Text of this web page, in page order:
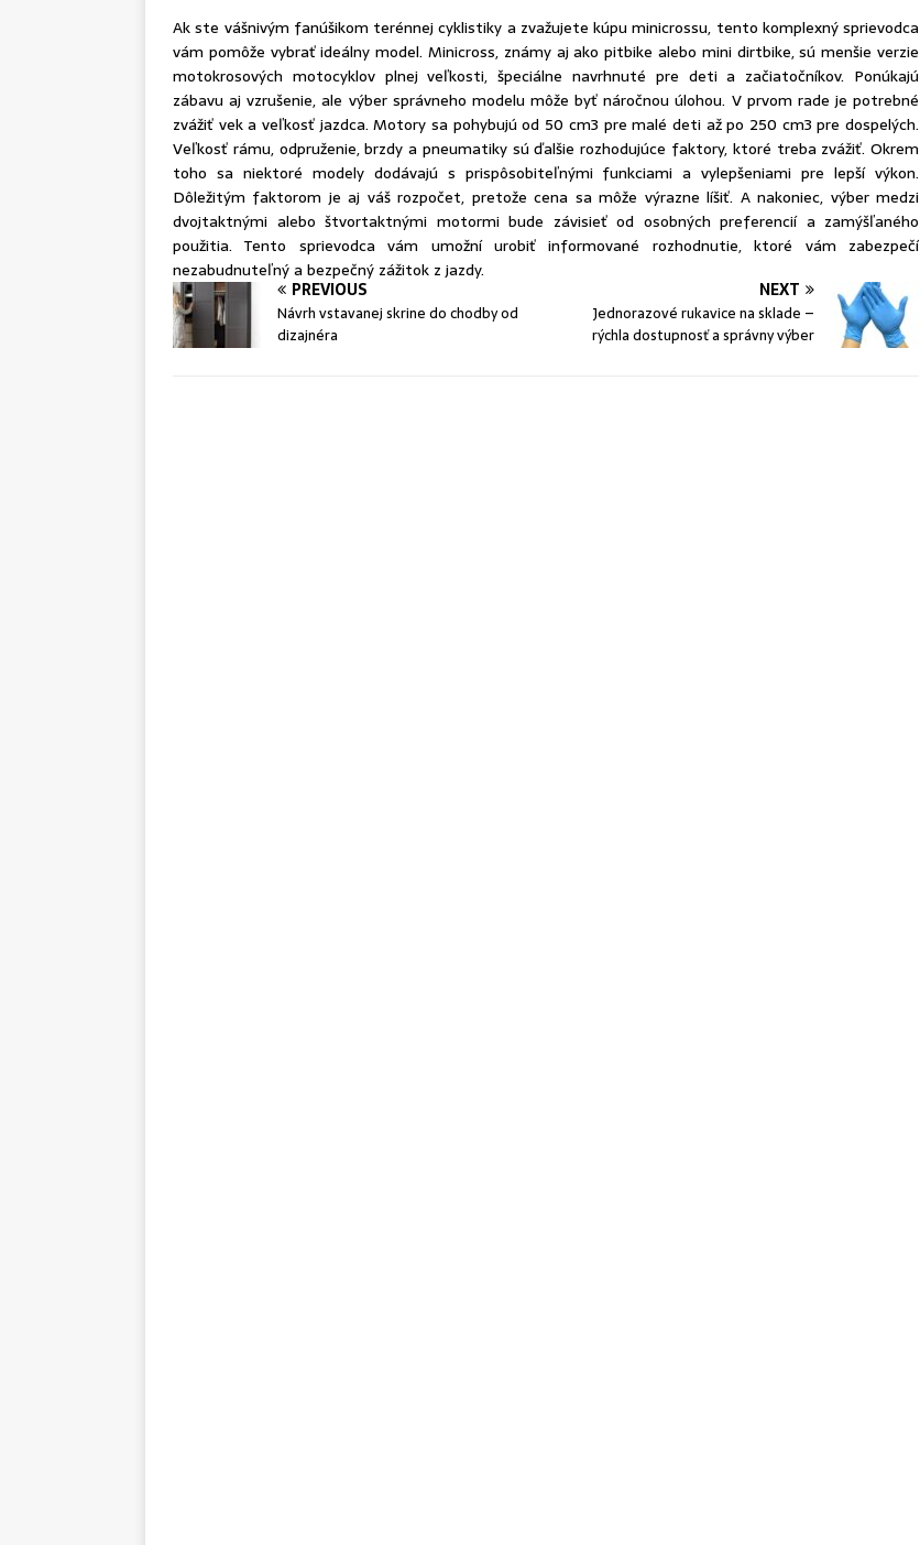
Ak ste vášnivým fanúšikom terénnej cyklistiky a zvažujete kúpu minicrossu, tento komplexný sprievodca
vám pomôže vybrať ideálny model. Minicross, známy aj ako pitbike alebo mini dirtbike, sú menšie verzie
motokrosových motocyklov plnej veľkosti, špeciálne navrhnuté pre deti a začiatočníkov. Ponúkajú
zábavu aj vzrušenie, ale výber správneho modelu môže byť náročnou úlohou. V prvom rade je potrebné
zvážiť vek a veľkosť jazdca. Motory sa pohybujú od 50 cm3 pre malé deti až po 250 cm3 pre dospelých.
Veľkosť rámu, odpruženie, brzdy a pneumatiky sú ďalšie rozhodujúce faktory, ktoré treba zvážiť. Okrem
toho sa niektoré modely dodávajú s prispôsobiteľnými funkciami a vylepšeniami pre lepší výkon.
Dôležitým faktorom je aj váš rozpočet, pretože cena sa môže výrazne líšiť. A nakoniec, výber medzi
dvojtaktnými alebo štvortaktnými motormi bude závisieť od osobných preferencií a zamýšľaného
použitia. Tento sprievodca vám umožní urobiť informované rozhodnutie, ktoré vám zabezpečí
nezabudnuteľný a bezpečný zážitok z jazdy.
PREVIOUS
Návrh vstavanej skrine do chodby od
dizajnéra
NEXT
Jednorazové rukavice na sklade –
rýchla dostupnosť a správny výber